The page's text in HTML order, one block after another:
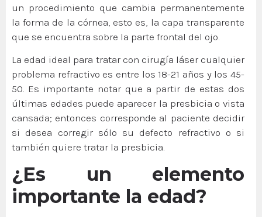
un procedimiento que cambia permanentemente
la forma de la córnea, esto es, la capa transparente
que se encuentra sobre la parte frontal del ojo.
La edad ideal para tratar con cirugía láser cualquier
problema refractivo es entre los 18-21 años y los 45-
50. Es importante notar que a partir de estas dos
últimas edades puede aparecer la presbicia o vista
cansada; entonces corresponde al paciente decidir
si desea corregir sólo su defecto refractivo o si
también quiere tratar la presbicia.
¿Es un elemento
importante la edad?